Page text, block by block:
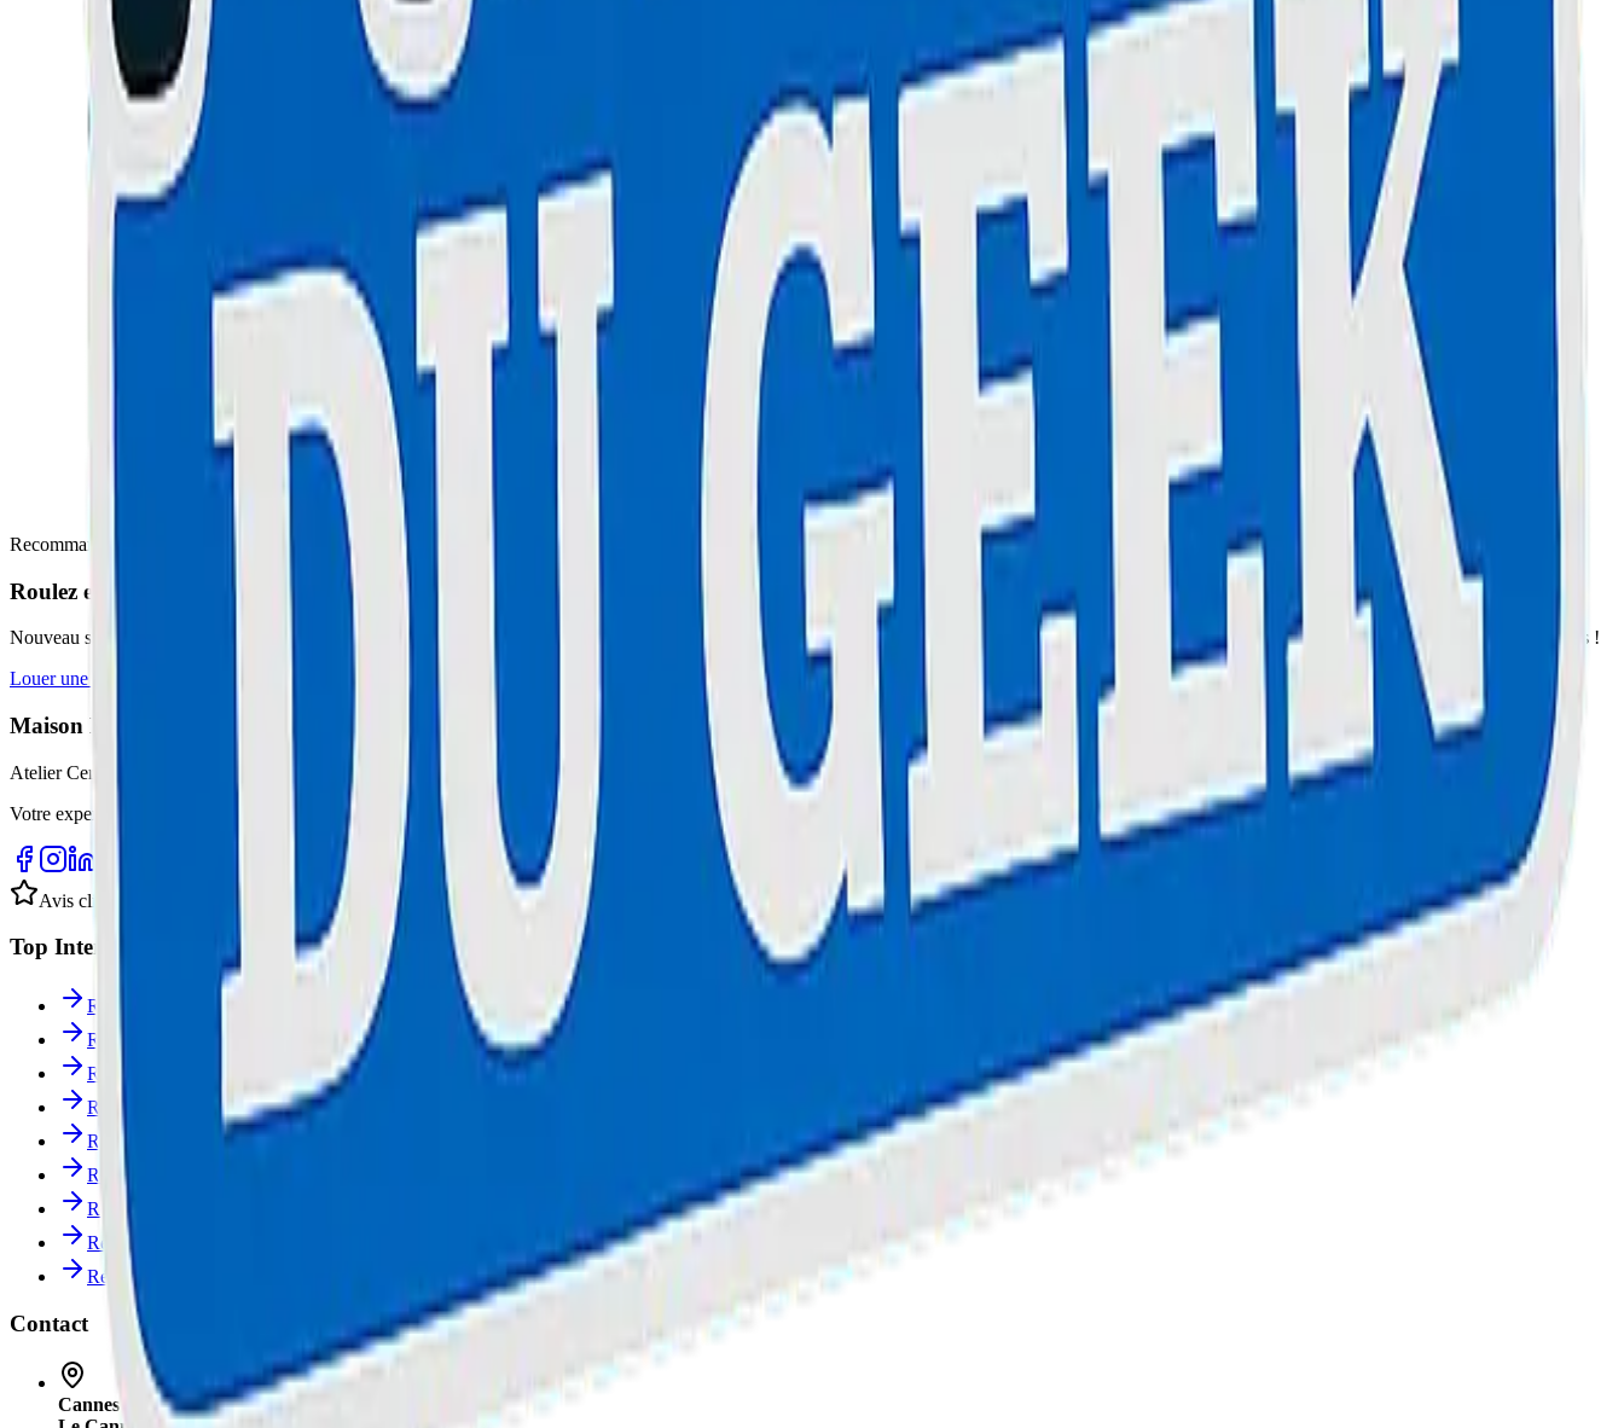
Recommandation pour vous
Roulez en toute sécurité cet été
Nouveau service MaisonDuGeek : Si vous n'êtes pas équipés, nous vous offrons votre équipement gratuit pour toute location de véhicule, et nous venons même récupérer votre deux-roues en panne chez vous !
Louer une trottinette (+ équipement offert)
Maison Du Geek
Atelier Certifié
Votre expert en réparation informatique et électronique sur la Côte d'Azur. Service rapide, fiable et garanti.
Avis clients sur Google
Top Interventions
Réparation Trottinette à Cannes
Réparation iPhone à Cannes
Réparation Samsung à Cannes
Réparation MacBook à Cannes
Réparation Console à Cannes
Réparation Smartphone au Cannet
Réparation Ordinateur à Cannes
Réparation Tablette à Cannes
Réparation Trottinette au Cannet
Contact
Cannes : 67 Boulevard Carnot, 06400